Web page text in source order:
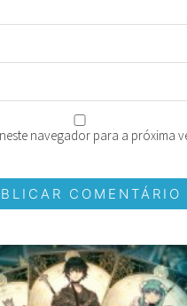
navegador para a próxima